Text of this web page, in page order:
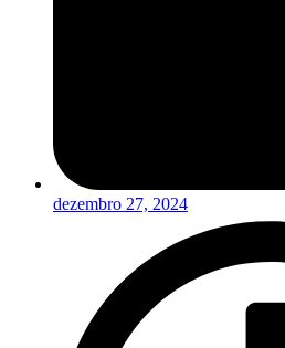
dezembro 27, 2024